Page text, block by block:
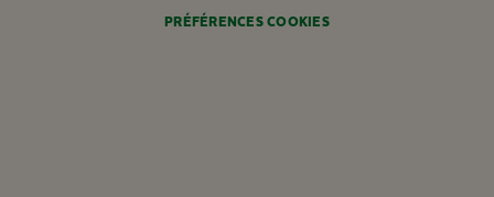
PRÉFÉRENCES COOKIES